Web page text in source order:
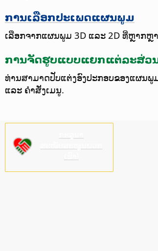
ການເລືອກປະເພດແຜນພູມ
ເລືອກຈາກແຜນພູມ 3D ແລະ 2D ທີ່ຫຼາກ
ການຈັດຮູບແບບແຍກແຕ່ລະສ່ວ
ທ່ານສາມາດປັບແຕ່ງອົງປະກອບຂອງແຜນ
ແລະ ຄຳສັ່ງເມນູ.